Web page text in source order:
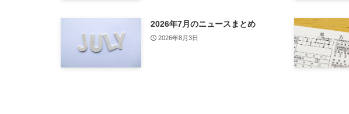
2026年7月のニュースまとめ
2026年8月3日